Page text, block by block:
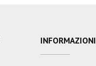
INFORMAZIONI